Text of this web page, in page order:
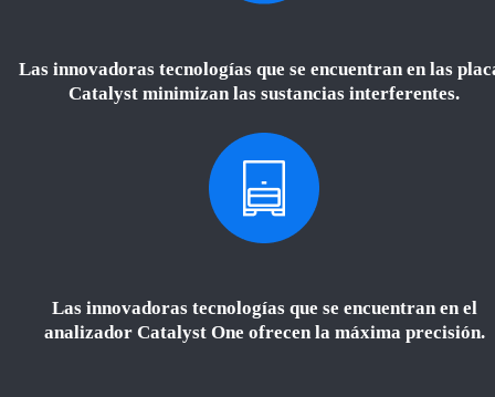
Las innovadoras tecnologías que se encuentran en las
Catalyst minimizan las sustancias interferentes.
Las innovadoras tecnologías que se encuentran en el
analizador Catalyst One ofrecen la máxima precisión.